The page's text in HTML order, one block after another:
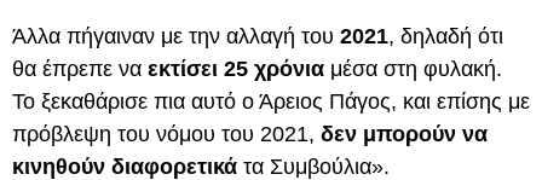
Άλλα πήγαιναν με την αλλαγή του 2021, δηλαδή ότι
θα έπρεπε να εκτίσει 25 χρόνια μέσα στη φυλακή.
Το ξεκαθάρισε πια αυτό ο Άρειος Πάγος, και επίσης με
πρόβλεψη του νόμου του 2021, δεν μπορούν να
κινηθούν διαφορετικά τα Συμβούλια».